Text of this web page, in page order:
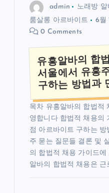
admin
노래방 알
룸살롱 아르바이트
6월
0 Comments
유흥알바의 합
서울에서 유흥
구하는 방법과
목차 유흥알바의 합법적
영합니다 합법적 채용의
점 아르바이트 구하는
주 묻는 질문들 결론 및
의 합법적 채용 가이드
알바의 합법적 채용은 근